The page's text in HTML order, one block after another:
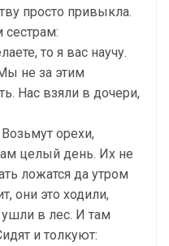
просто привыкла.
сестрам:
то я вас научу.
не за этим
Нас взяли в дочери,
орехи,
целый день. Их не
ложатся да утром
они это ходили,
в лес. И там
и толкуют: